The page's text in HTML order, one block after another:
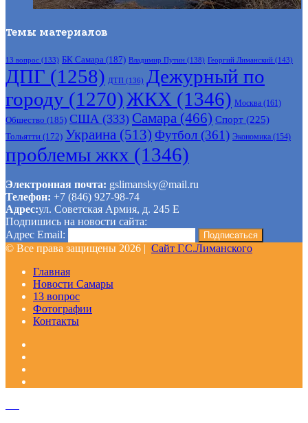
Темы материалов
13 вопрос (133) БК Самара (187) Владимир Путин (138) Георгий Лиманский (143)
ДПГ (1258) ДТП (136) Дежурный по
городу (1270)ЖКХ (1346) Москва (161)
Общество (185) США (333) Самара (466) Спорт (225)
Тольятти (172) Украина (513) Футбол (361) Экономика (154)
проблемы жкх (1346)
Электронная почта: gslimansky@mail.ru
Телефон: +7 (846) 927-98-74
Адрес:ул. Советская Армия, д. 245 Е
Подпишись на новости сайта:
Адрес Email:
© Все права защищены 2026 | Сайт Г.С.Лиманского
Главная
Новости Самары
13 вопрос
Фотографии
Контакты